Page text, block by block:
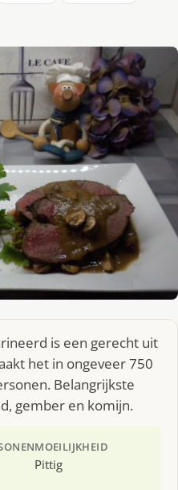
is een gerecht uit
het in ongeveer 750
Belangrijkste
gember en komijn.
MOEILIJKHEID
Pittig